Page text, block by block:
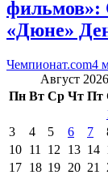
фильмов»:
«Дюне»
Чемпионат.com4
Август 2026
Пн Вт Ср Чт Пт
3
4 5 6 7
10 11 12 13 14
17 18 19 20 21